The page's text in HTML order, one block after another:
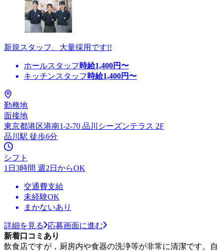
新規スタッフ、大量採用です!!
ホールスタッフ 時給1,400円〜
キッチンスタッフ 時給1,400円〜
勤務地
面接地
東京都港区港南1-2-70 品川シーズンテラス 2F
品川駅 徒歩6分
シフト
1日3時間 週2日からOK
交通費支給
未経験OK
まかないあり
詳細を見る
応募画面に進む
新着口コミあり
飲食店ですが，厨房内や食器の洗浄等が非常に清潔です。自